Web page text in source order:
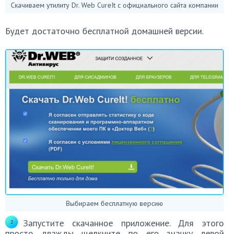
Скачиваем утилиту Dr. Web CureIt с официального сайта компании
Будет достаточно бесплатной домашней версии.
Выбираем бесплатную версию
Запустите скачанное приложение. Для этого